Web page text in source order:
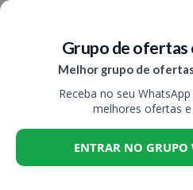
Grupo de ofertas
Melhor grupo de
Receba no seu
melhores ofertas e
ENTRAR NO GRUPO
Cupons Drogaria
Todos 2